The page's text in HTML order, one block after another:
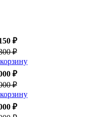
₽
₽
₽
₽
₽